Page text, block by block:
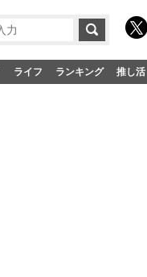
ライフ ランキング 推し活